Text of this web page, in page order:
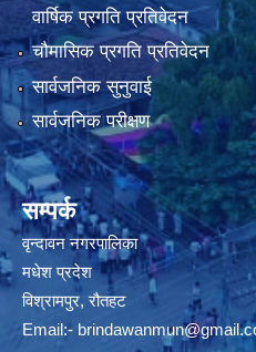
वार्षिक प्रगति प्रतिवेदन
चौमासिक प्रगति प्रतिवेदन
सार्वजनिक सुनुवाई
सार्वजनिक परीक्षण
सम्पर्क
वृन्दावन नगरपालिका
मधेश प्रदेश
विश्रामपुर, रौतहट
Email:-